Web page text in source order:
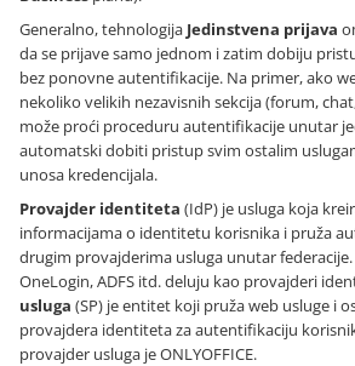
Generalno, tehnologija Jedinstvena prijava
da se prijave samo jednom i zatim dobiju
bez ponovne autentifikacije. Na primer, ako
nekoliko velikih nezavisnih sekcija (forum,
može proći proceduru autentifikacije unutar
automatski dobiti pristup svim ostalim
unosa kredencijala.
Provajder identiteta (IdP) je usluga koja
informacijama o identitetu korisnika i pruža
drugim provajderima usluga unutar federacije.
OneLogin, ADFS itd. deluju kao provajderi
usluga (SP) je entitet koji pruža web usluge i
provajdera identiteta za autentifikaciju
provajder usluga je ONLYOFFICE.